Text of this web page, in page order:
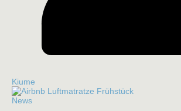
Kiume
News